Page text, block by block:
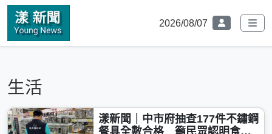
2026/08/07
生活
漾新聞｜中市府抽查177件不鏽鋼
餐具全數合格 籲民眾認明食品